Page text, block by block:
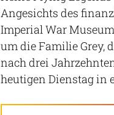
Angesichts des
Imperial War
um die Familie Grey,
nach drei
heutigen Dienstag in